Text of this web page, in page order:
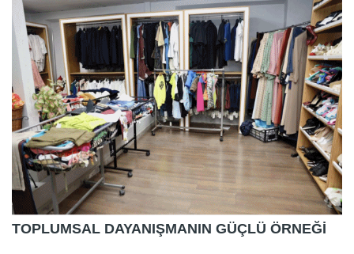
TOPLUMSAL DAYANIŞMANIN GÜÇLÜ ÖRNEĞİ